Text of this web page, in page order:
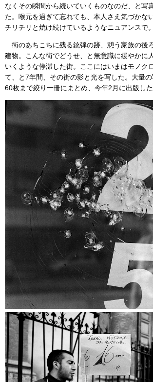
なくその瞬間から続いていくものなのだ、と写
た。喉元を過ぎて忘れても、本人さえ気づかな
チリチリと焼け続けているようなニュアンスで。
街のあちこちに残る銃弾の跡、憩う家族の後
建物。こんな街でどうせ、と無意識に緩やかに
いくような停滞した街。ここにはいまはモノク
て、と7年間、その街の影と光を写した。大量
60枚まで絞り一冊にまとめ、今年2月に出版した